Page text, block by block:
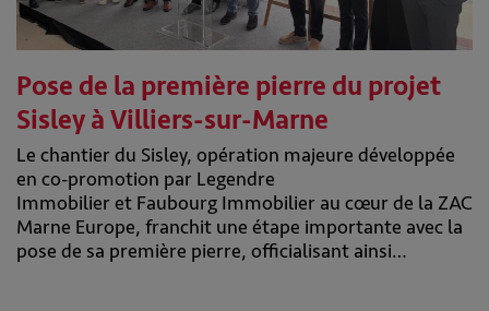
Pose de la première pierre du projet
Sisley à Villiers-sur-Marne
Le chantier du Sisley, opération majeure développée
en co-promotion par Legendre
Immobilier et Faubourg Immobilier au cœur de la ZAC
Marne Europe, franchit une étape importante avec la
pose de sa première pierre, officialisant ainsi…